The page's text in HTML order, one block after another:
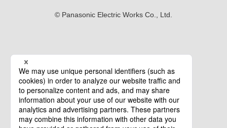
© Panasonic Electric Works Co., Ltd.